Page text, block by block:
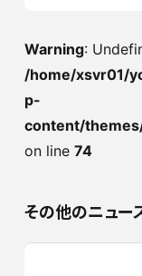
Warning:
/home/xsvr01/
p-
content/
on line 74
その他のニュー